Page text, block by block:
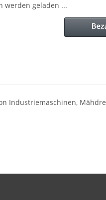
werden geladen ...
Industriemaschinen,